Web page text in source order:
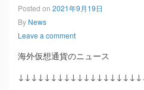
Posted on 2021年9月19日
By News
Leave a comment
海外仮想通貨のニュース